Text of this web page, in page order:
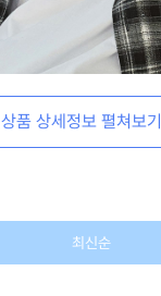
상품 상세정보 펼쳐보기
최신순